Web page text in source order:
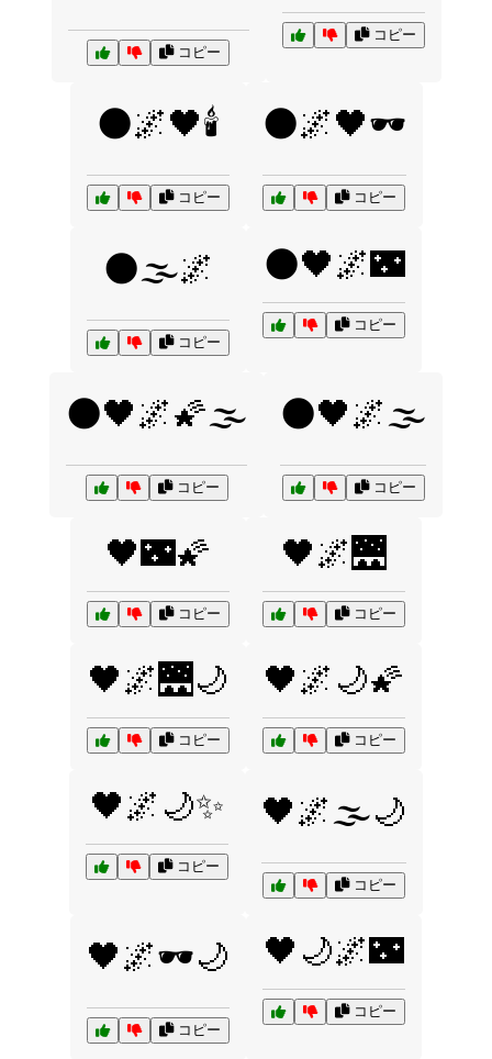
コピー
コピー
🌑🌌🖤🕯️
コピー
🌑🌌🖤🕶️
コピー
🌑🌫️🌌
コピー
🌑🖤🌌🌃
コピー
🌑🖤🌌🌠🌫️
コピー
🌑🖤🌌🌫️
コピー
🖤🌃🌠
コピー
🖤🌌🌉
コピー
🖤🌌🌉🌙
コピー
🖤🌌🌙🌠
コピー
🖤🌌🌙✨
コピー
🖤🌌🌫️🌙
コピー
🖤🌌🕶️🌙
コピー
🖤🌙🌌🌃
コピー